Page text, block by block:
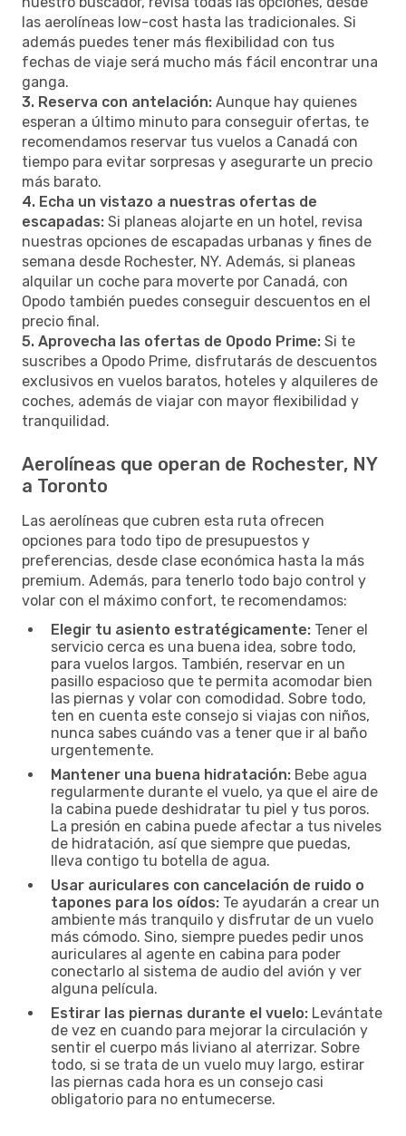
las aerolíneas low-cost hasta las tradicionales. Si
además puedes tener más flexibilidad con tus
fechas de viaje será mucho más fácil encontrar una
ganga.
3. Reserva con antelación: Aunque hay quienes
esperan a último minuto para conseguir ofertas, te
recomendamos reservar tus vuelos a Canadá con
tiempo para evitar sorpresas y asegurarte un precio
más barato.
4. Echa un vistazo a nuestras ofertas de
escapadas: Si planeas alojarte en un hotel, revisa
nuestras opciones de escapadas urbanas y fines de
semana desde Rochester, NY. Además, si planeas
alquilar un coche para moverte por Canadá, con
Opodo también puedes conseguir descuentos en el
precio final.
5. Aprovecha las ofertas de Opodo Prime: Si te
suscribes a Opodo Prime, disfrutarás de descuentos
exclusivos en vuelos baratos, hoteles y alquileres de
coches, además de viajar con mayor flexibilidad y
tranquilidad.
Aerolíneas que operan de Rochester, NY
a Toronto
Las aerolíneas que cubren esta ruta ofrecen
opciones para todo tipo de presupuestos y
preferencias, desde clase económica hasta la más
premium. Además, para tenerlo todo bajo control y
volar con el máximo confort, te recomendamos:
Elegir tu asiento estratégicamente: Tener el
servicio cerca es una buena idea, sobre todo,
para vuelos largos. También, reservar en un
pasillo espacioso que te permita acomodar bien
las piernas y volar con comodidad. Sobre todo,
ten en cuenta este consejo si viajas con niños,
nunca sabes cuándo vas a tener que ir al baño
urgentemente.
Mantener una buena hidratación: Bebe agua
regularmente durante el vuelo, ya que el aire de
la cabina puede deshidratar tu piel y tus poros.
La presión en cabina puede afectar a tus niveles
de hidratación, así que siempre que puedas,
lleva contigo tu botella de agua.
Usar auriculares con cancelación de ruido o
tapones para los oídos: Te ayudarán a crear un
ambiente más tranquilo y disfrutar de un vuelo
más cómodo. Sino, siempre puedes pedir unos
auriculares al agente en cabina para poder
conectarlo al sistema de audio del avión y ver
alguna película.
Estirar las piernas durante el vuelo: Levántate
de vez en cuando para mejorar la circulación y
sentir el cuerpo más liviano al aterrizar. Sobre
todo, si se trata de un vuelo muy largo, estirar
las piernas cada hora es un consejo casi
obligatorio para no entumecerse.